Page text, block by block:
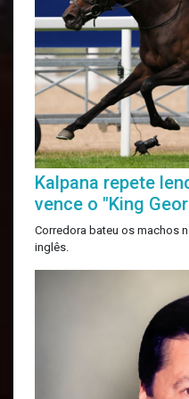
Kalpana repete
vence o "King
Corredora bateu os machos
inglês.